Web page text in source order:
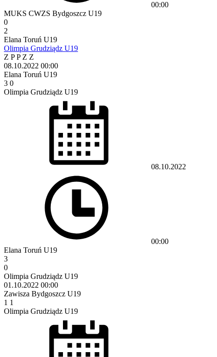
00:00
MUKS CWZS Bydgoszcz U19
0
2
Elana Toruń U19
Olimpia Grudziądz U19
Z PPZ Z
08.10.2022 00:00
Elana Toruń U19
3 0
Olimpia Grudziądz U19
08.10.2022
00:00
Elana Toruń U19
3
0
Olimpia Grudziądz U19
01.10.2022 00:00
Zawisza Bydgoszcz U19
1 1
Olimpia Grudziądz U19